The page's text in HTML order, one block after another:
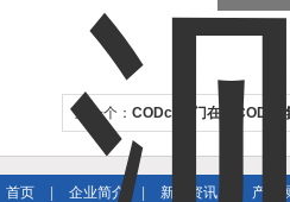
上一个： CODcr厦门在线COD 氨
首页 企业简介 新闻资讯 产品